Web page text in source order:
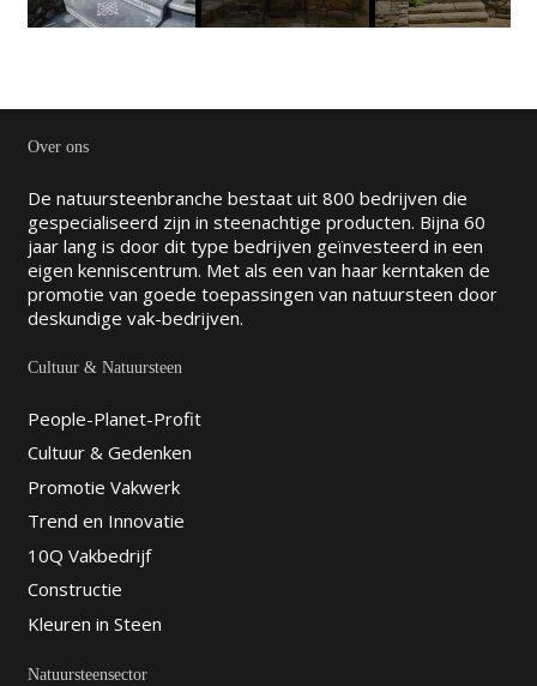
Over ons
De natuursteenbranche bestaat uit 800 bedrijven die
gespecialiseerd zijn in steenachtige producten. Bijna 60
jaar lang is door dit type bedrijven geïnvesteerd in een
eigen kenniscentrum. Met als een van haar kerntaken de
promotie van goede toepassingen van natuursteen door
deskundige vak-bedrijven.
Cultuur & Natuursteen
People-Planet-Profit
Cultuur & Gedenken
Promotie Vakwerk
Trend en Innovatie
10Q Vakbedrijf
Constructie
Kleuren in Steen
Natuursteensector